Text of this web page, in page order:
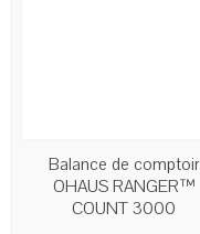
EN STOCK
Balance de comptoir
OHAUS RANGER™
COUNT 3000